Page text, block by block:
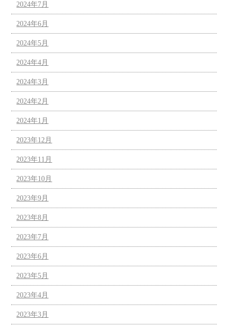
2024年7月
2024年6月
2024年5月
2024年4月
2024年3月
2024年2月
2024年1月
2023年12月
2023年11月
2023年10月
2023年9月
2023年8月
2023年7月
2023年6月
2023年5月
2023年4月
2023年3月